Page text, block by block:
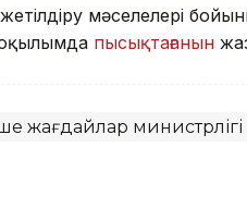
мәселелері
оқылымда пысықтағанын
жағдайлар министрлігі